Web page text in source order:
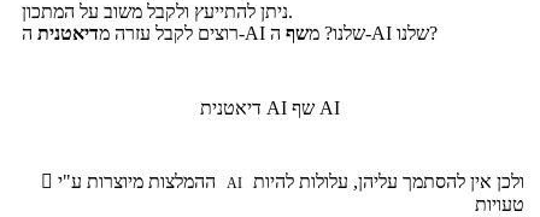
ניתן להתייעץ ולקבל משוב על המתכון.
רוצים לקבל עזרה מדיאטנית ה-AI שלנו? משף ה-AI שלנו?
דיאטנית AI שף AI
 AI
טעויות